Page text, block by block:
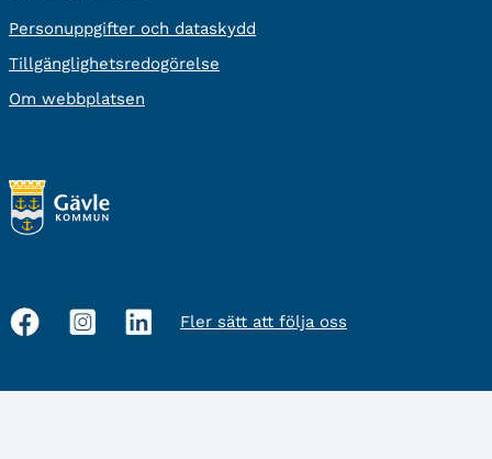
Personuppgifter och dataskydd
Tillgänglighetsredogörelse
Om webbplatsen
Sociala
Fler sätt att följa oss